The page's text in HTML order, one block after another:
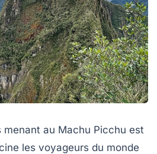
menant au Machu Picchu est
les voyageurs du monde